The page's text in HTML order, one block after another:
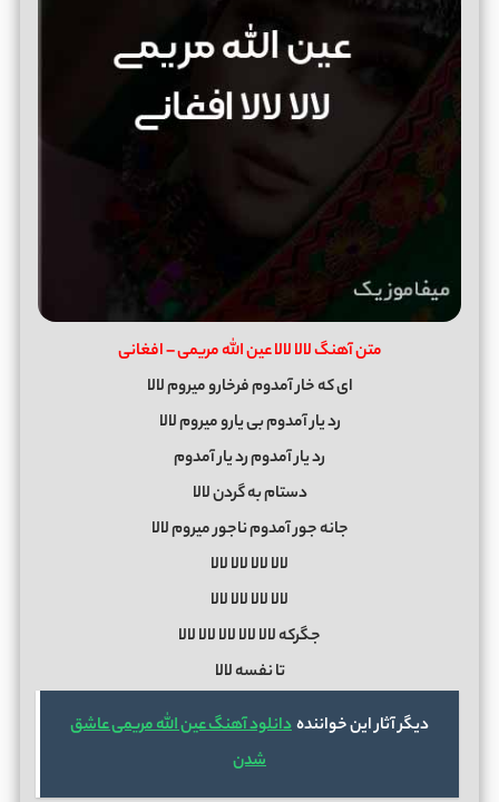
متن آهنگ لالا لالا عین الله مریمی – افغانی
ای که خار آمدوم فرخارو میروم لالا
رد یار آمدوم بی یارو میروم لالا
رد یار آمدوم رد یار آمدوم
دستام به گردن لالا
جانه جور آمدوم ناجور میروم لالا
لالا لالا لالا لالا
لالا لالا لالا لالا
جگرکه لالا لالا لالا لالا لالا
تا نفسه لالا
دیگر آثار این خوانندهدانلود آهنگ عین الله مریمی عاشق
شدن